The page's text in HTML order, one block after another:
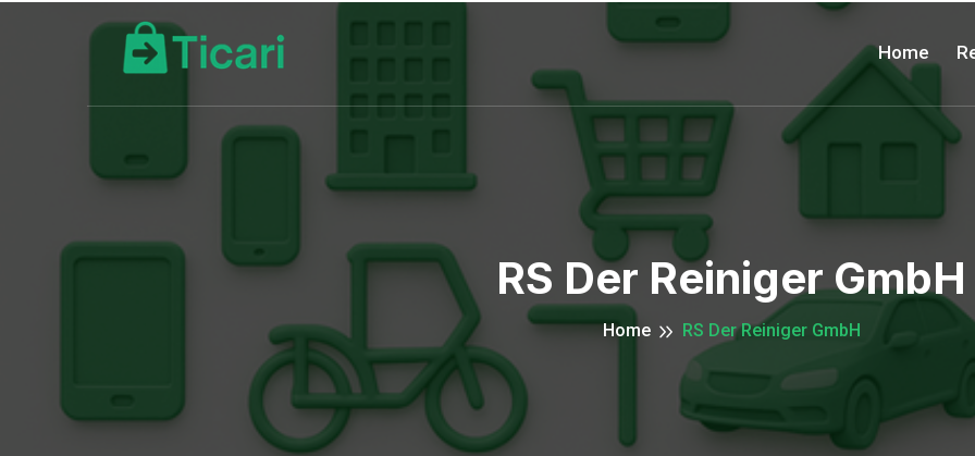
Home
RS Der Reiniger GmbH
Home RS Der Reiniger GmbH